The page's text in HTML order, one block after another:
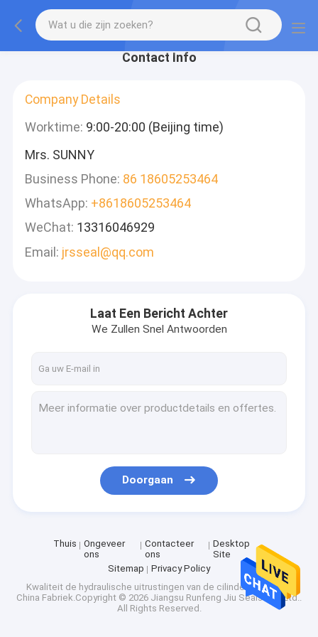
Contact Info
Company Details
Worktime: 9:00-20:00 (Beijing time)
Mrs. SUNNY
Business Phone: 86 18605253464
WhatsApp: +8618605253464
WeChat: 13316046929
Email: jrsseal@qq.com
Laat Een Bericht Achter
We Zullen Snel Antwoorden
Doorgaan
Thuis
Ongeveer
ons
Contacteer
ons
Desktop
Site
Sitemap
Privacy Policy
Kwaliteit de hydraulische uitrustingen van de cilinderverbinding
China Fabriek.Copyright © 2026 Jiangsu Runfeng Jiu Seals Co., Ltd..
All Rights Reserved.